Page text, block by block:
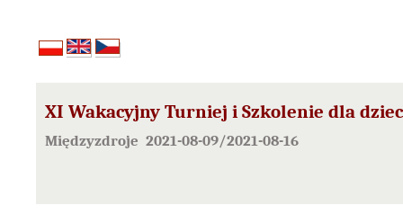
XI Wakacyjny Turniej i Szkolenie dla
Międzyzdroje 2021-08-09/2021-08-16